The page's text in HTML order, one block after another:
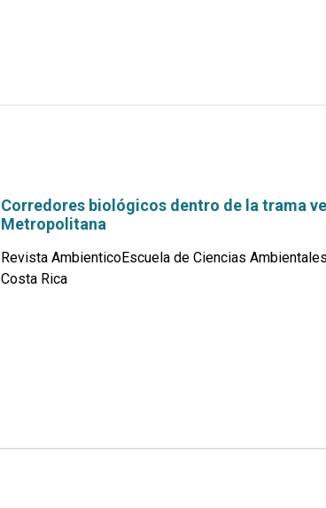
Corredores biológicos dentro de la trama
Metropolitana
Revista AmbienticoEscuela de Ciencias
Costa Rica